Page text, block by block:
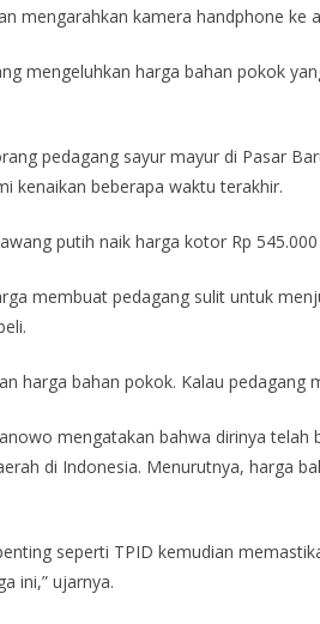
mengarahkan kamera handphone ke
mengeluhkan harga bahan pokok
pedagang sayur mayur di Pasar
kenaikan beberapa waktu terakhir.
putih naik harga kotor Rp
membuat pedagang sulit untuk
harga bahan pokok. Kalau pedagang
mengatakan bahwa dirinya telah
di Indonesia. Menurutnya, harga
seperti TPID kemudian
ini,” ujarnya.